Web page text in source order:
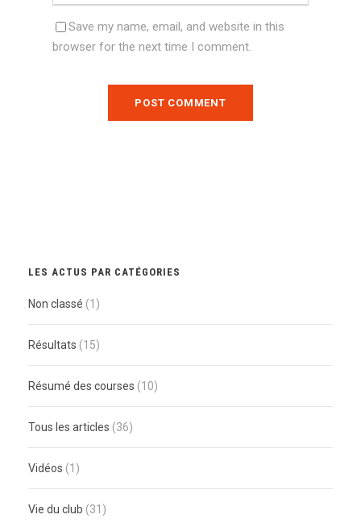
Save my name, email, and website in this
browser for the next time I comment.
LES ACTUS PAR CATÉGORIES
Non classé (1)
Résultats (15)
Résumé des courses (10)
Tous les articles (36)
Vidéos (1)
Vie du club (31)